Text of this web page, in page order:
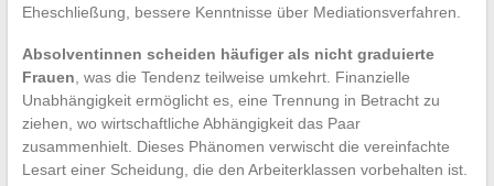
Eheschließung, bessere Kenntnisse über Mediationsverfahren.
Absolventinnen scheiden häufiger als nicht graduierte
Frauen , was die Tendenz teilweise umkehrt. Finanzielle
Unabhängigkeit ermöglicht es, eine Trennung in Betracht zu
ziehen, wo wirtschaftliche Abhängigkeit das Paar
zusammenhielt. Dieses Phänomen verwischt die vereinfachte
Lesart einer Scheidung, die den Arbeiterklassen vorbehalten ist.